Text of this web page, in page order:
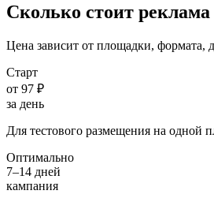
Сколько стоит
Цена зависит от площадки, формата,
Старт
от 97 ₽
за день
Для тестового размещения на одной
Оптимально
7–14 дней
кампания